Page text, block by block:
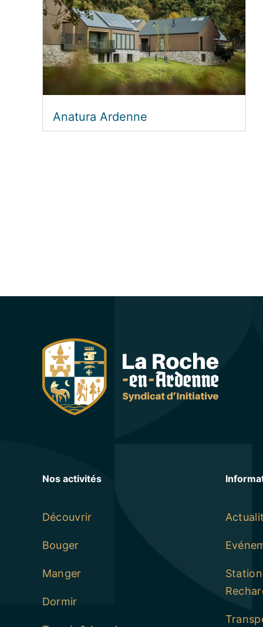
Anatura Ardenne
Nos activités
Découvrir
Bouger
Manger
Dormir